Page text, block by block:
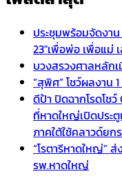
ประชุมพร้อมจัดงา
23″เพื่อพ่อ เพื่อแม่
บวงสรวงศาลหลัก
“สุพิศ” โชว์ผลงาน
ดีป้า ปิดฉากโรดโช
ที่หาดใหญ่เปิดประ
ภาคใต้ใช้คลาวด์ยก
“โรตารีหาดใหญ่”
รพ.หาดใหญ่